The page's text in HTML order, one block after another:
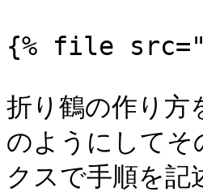
{% file src="/
折り鶴の作り方
のようにしてそ
クスで手順を記